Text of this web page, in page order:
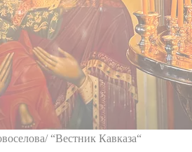
“Вестник Кавказа“